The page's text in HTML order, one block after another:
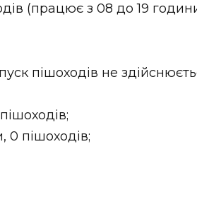
(працює з 08 до 19
пішоходів не
0 пішоходів;